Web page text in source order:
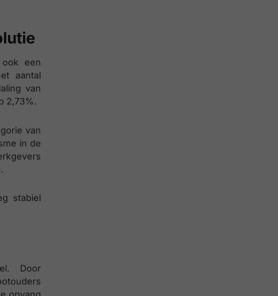
een
aantal
van
2,73%.
van
in de
stabiel
Door